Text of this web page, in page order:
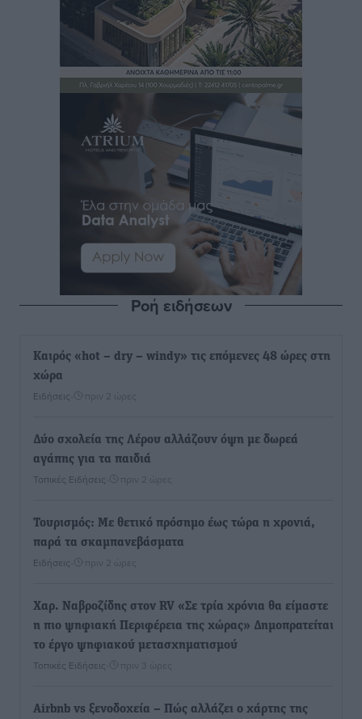
Ροή ειδήσεων
Καιρός «hot – dry – windy» τις επόμενες 48 ώρες στη
χώρα
Ειδήσεις πριν 2 ώρες
Δύο σχολεία της Λέρου αλλάζουν όψη με δωρεά
αγάπης για τα παιδιά
Τοπικές Ειδήσεις πριν 2 ώρες
Τουρισμός: Με θετικό πρόσημο έως τώρα η χρονιά,
παρά τα σκαμπανεβάσματα
Ειδήσεις πριν 2 ώρες
Χαρ. Ναβροζίδης στον RV «Σε τρία χρόνια θα είμαστε
η πιο ψηφιακή Περιφέρεια της χώρας» Δημοπρατείται
το έργο ψηφιακού μετασχηματισμού
Τοπικές Ειδήσεις πριν 3 ώρες
Airbnb vs ξενοδοχεία – Πώς αλλάζει ο χάρτης της